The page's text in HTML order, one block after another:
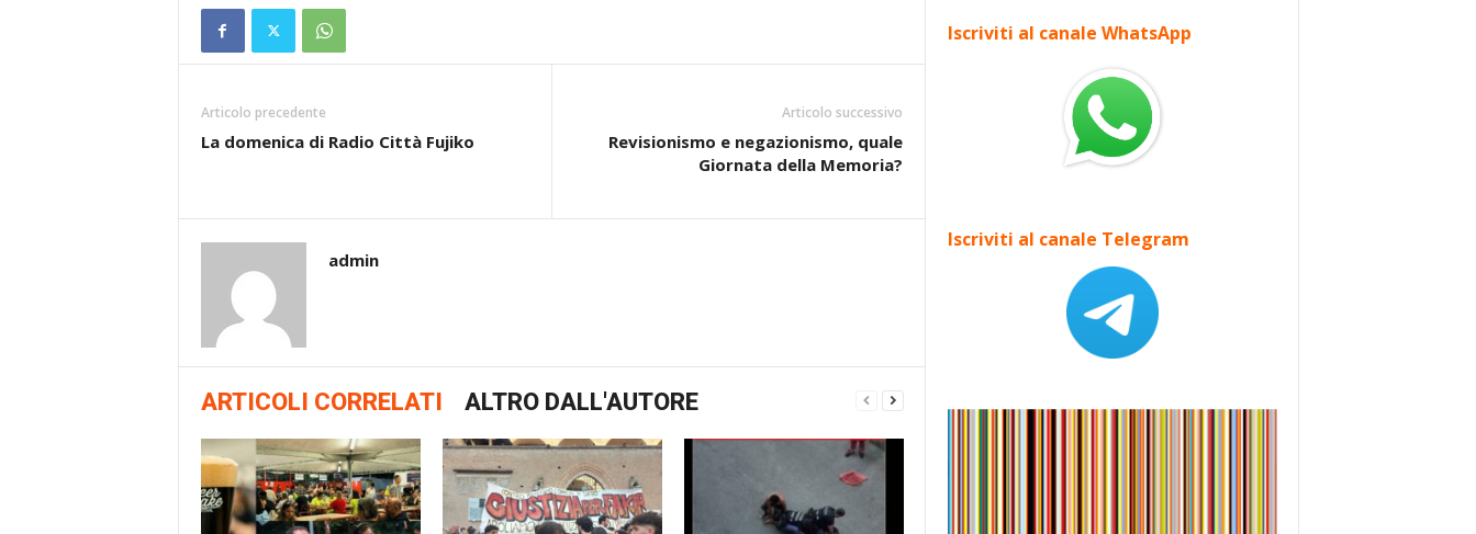
Articolo precedente
La domenica di Radio Città Fujiko
Articolo successivo
Revisionismo e negazionismo, quale
Giornata della Memoria?
admin
ARTICOLI CORRELATI ALTRO DALL'AUTORE
Iscriviti al canale WhatsApp
Iscriviti al canale Telegram